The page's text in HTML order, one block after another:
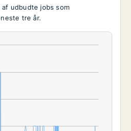
udbudte jobs som
tre år.